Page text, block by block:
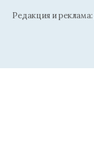
Редакция и реклама: